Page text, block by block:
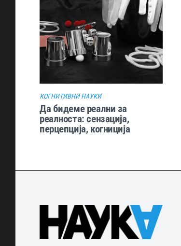
КОГНИТИВНИ НАУКИ
Да бидеме реални за
реалноста: сензација,
перцепција, когниција